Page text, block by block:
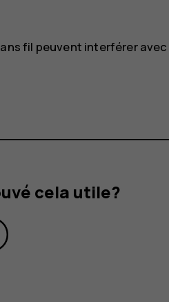
fil peuvent interférer
cela utile?